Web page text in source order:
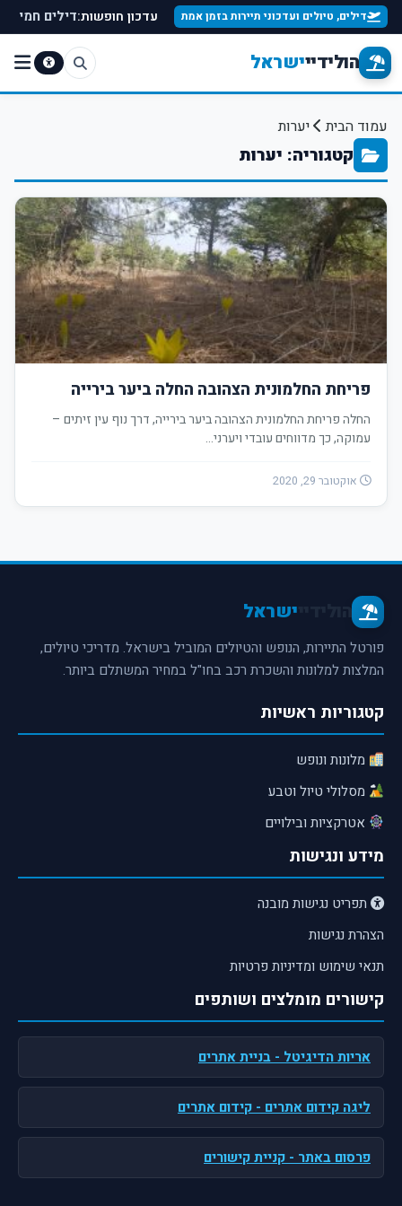
דילים, טיולים ועדכוני תיירות בזמן אמת עדכון חופשות:דילים חמים
הולידייישראל
עמוד הבית יערות
קטגוריה: יערות
פריחת החלמונית הצהובה החלה ביער בירייה
החלה פריחת החלמונית הצהובה ביער בירייה, דרך נוף עין זיתים –
עמוקה, כך מדווחים עובדי ויערני…
אוקטובר 29, 2020
ישראל
פורטל התיירות, הנופש והטיולים המוביל בישראל. מדריכי טיולים,
המלצות למלונות והשכרת רכב בחו"ל במחיר המשתלם ביותר.
קטגוריות ראשיות
מלונות ונופש
מסלולי טיול וטבע
אטרקציות ובילויים
מידע ונגישות
תפריט נגישות מובנה
הצהרת נגישות
תנאי שימוש ומדיניות פרטיות
קישורים מומלצים ושותפים
אריות הדיגיטל - בניית אתרים
ליגה קידום אתרים - קידום אתרים
פרסום באתר - קניית קישורים